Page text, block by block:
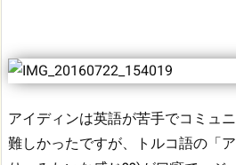
アイディンは英語が苦手でコミュ
難しかったですが、トルコ語の「